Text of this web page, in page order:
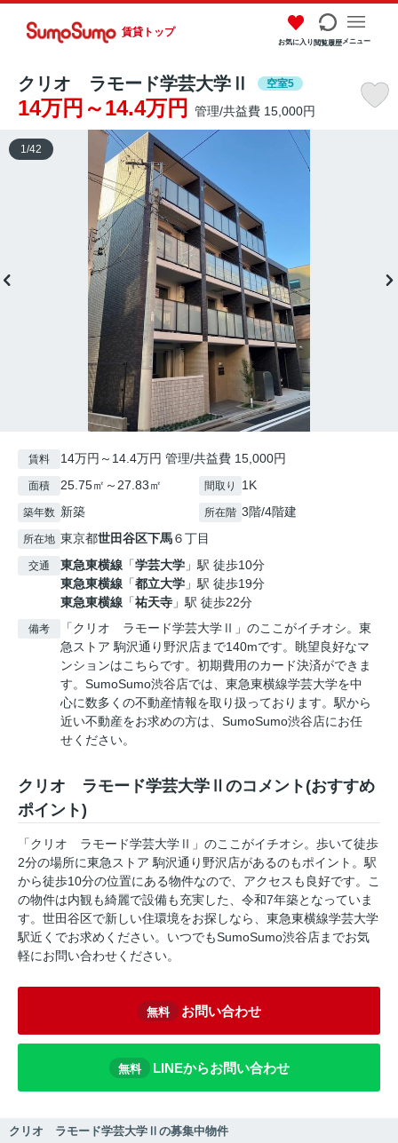
賃貸トップ
お気に入り閲覧履歴メニュー
クリオ ラモード学芸大学Ⅱ 空室5
14万円～14.4万円 管理/共益費 15,000円
1 /42
賃料 14万円～14.4万円 管理/共益費 15,000円
面積 25.75㎡～27.83㎡ 間取り 1K
築年数 新築 所在階 3階/4階建
所在地 東京都世田谷区下馬６丁目
交通 東急東横線 「学芸大学 」駅 徒歩10分
東急東横線 「都立大学 」駅 徒歩19分
東急東横線 「祐天寺 」駅 徒歩22分
備考
「クリオ ラモード学芸大学Ⅱ」のここがイチオシ。東
急ストア 駒沢通り野沢店まで140mです。眺望良好なマ
ンションはこちらです。初期費用のカード決済ができま
す。SumoSumo渋谷店では、東急東横線学芸大学を中
心に数多くの不動産情報を取り扱っております。駅から
近い不動産をお求めの方は、SumoSumo渋谷店にお任
せください。
クリオ ラモード学芸大学Ⅱのコメント(おすすめ
ポイント)
「クリオ ラモード学芸大学Ⅱ」のここがイチオシ。歩いて徒歩
2分の場所に東急ストア 駒沢通り野沢店があるのもポイント。駅
から徒歩10分の位置にある物件なので、アクセスも良好です。こ
の物件は内観も綺麗で設備も充実した、令和7年築となっていま
す。世田谷区で新しい住環境をお探しなら、東急東横線学芸大学
駅近くでお求めください。いつでもSumoSumo渋谷店までお気
軽にお問い合わせください。
無料 お問い合わせ
無料 LINEからお問い合わせ
クリオ ラモード学芸大学Ⅱの募集中物件